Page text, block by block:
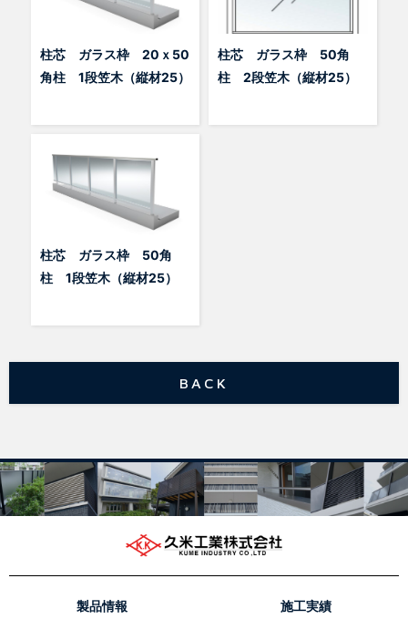
柱芯 ガラス枠 20ｘ50
角柱 1段笠木（縦材25）
柱芯 ガラス枠 50角
柱 2段笠木（縦材25）
柱芯 ガラス枠 50角
柱 1段笠木（縦材25）
BACK
製品情報 施工実績